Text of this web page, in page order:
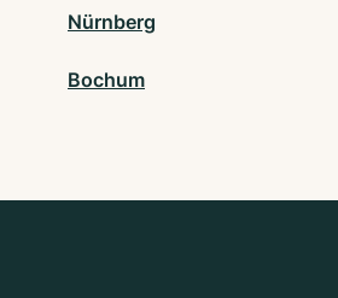
Nürnberg
Bochum